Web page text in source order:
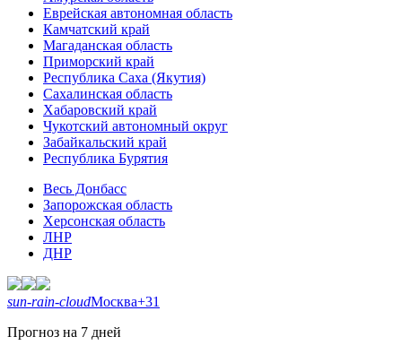
Еврейская автономная область
Камчатский край
Магаданская область
Приморский край
Республика Саха (Якутия)
Сахалинская область
Хабаровский край
Чукотский автономный округ
Забайкальский край
Республика Бурятия
Весь Донбасс
Запорожская область
Херсонская область
ЛНР
ДНР
sun-rain-cloudМосква+31
Прогноз на 7 дней